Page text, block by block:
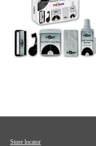
Store locator